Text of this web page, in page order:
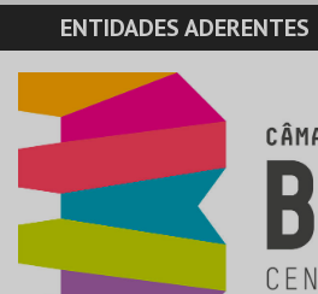
EVENTOS
CARTÕES
PRODUTOS
ENTIDADES ADERENTES